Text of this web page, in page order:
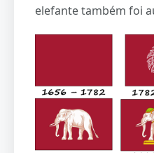
elefante também foi